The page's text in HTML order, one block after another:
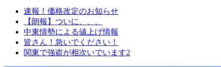
速報！価格改定のお知らせ
【朗報】ついに、、、
中東情勢による値上げ情報
皆さん！急いでください！
関東で強盗が相次いでいます2